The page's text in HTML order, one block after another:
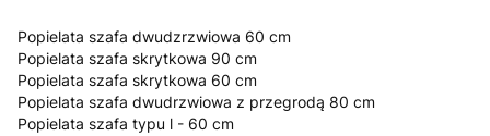
Popielata szafa dwudzrzwiowa 60 cm
Popielata szafa skrytkowa 90 cm
Popielata szafa skrytkowa 60 cm
Popielata szafa dwudrzwiowa z przegrodą 80 cm
Popielata szafa typu l - 60 cm